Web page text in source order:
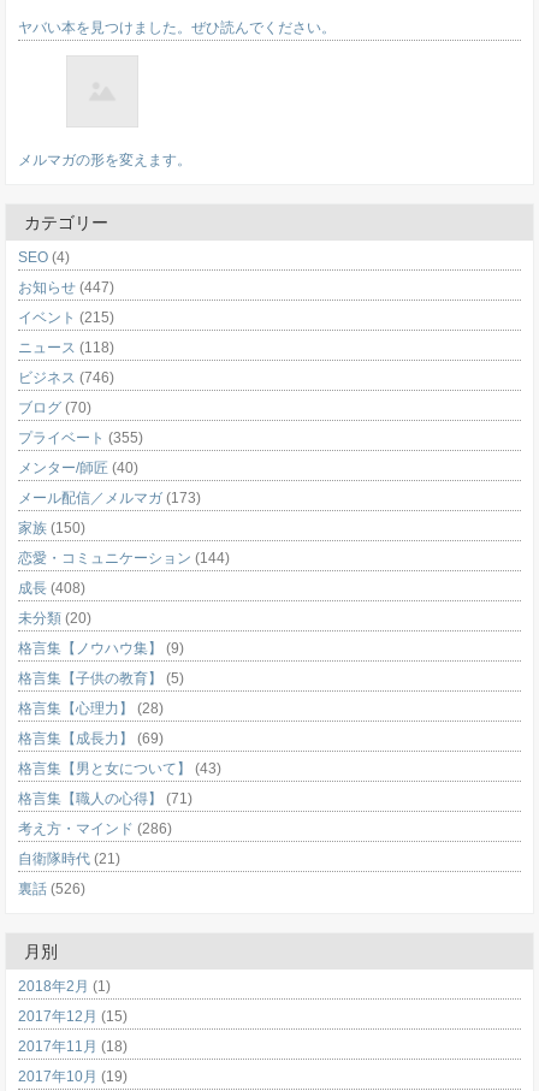
ヤバい本を見つけました。ぜひ読んでください。
メルマガの形を変えます。
カテゴリー
SEO (4)
お知らせ (447)
イベント (215)
ニュース (118)
ビジネス (746)
ブログ (70)
プライベート (355)
メンター/師匠 (40)
メール配信／メルマガ (173)
家族 (150)
恋愛・コミュニケーション (144)
成長 (408)
未分類 (20)
格言集【ノウハウ集】
(9)
格言集【子供の教育】
(5)
格言集【心理力】
(28)
格言集【成長力】
(69)
格言集【男と女について】
(43)
格言集【職人の心得】
(71)
考え方・マインド (286)
自衛隊時代 (21)
裏話 (526)
月別
2018年2月 (1)
2017年12月 (15)
2017年11月 (18)
2017年10月 (19)